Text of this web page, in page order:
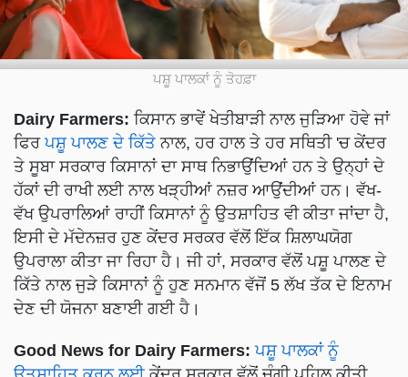
ਪਸ਼ੂ ਪਾਲਕਾਂ ਨੂੰ ਤੋਹਫ਼ਾ
Dairy Farmers: ਕਿਸਾਨ ਭਾਵੇਂ ਖੇਤੀਬਾੜੀ ਨਾਲ ਜੁੜਿਆ ਹੋਵੇ ਜਾਂ
ਫਿਰਪਸ਼ੂ ਪਾਲਣ ਦੇ ਕਿੱਤੇ ਨਾਲ, ਹਰ ਹਾਲ ਤੇ ਹਰ ਸਥਿਤੀ 'ਚ ਕੇਂਦਰ
ਤੇ ਸੂਬਾ ਸਰਕਾਰ ਕਿਸਾਨਾਂ ਦਾ ਸਾਥ ਨਿਭਾਉਂਦਿਆਂ ਹਨ ਤੇ ਉਨ੍ਹਾਂ ਦੇ
ਹੱਕਾਂ ਦੀ ਰਾਖੀ ਲਈ ਨਾਲ ਖੜ੍ਹੀਆਂ ਨਜ਼ਰ ਆਉਂਦੀਆਂ ਹਨ। ਵੱਖ-
ਵੱਖ ਉਪਰਾਲਿਆਂ ਰਾਹੀਂ ਕਿਸਾਨਾਂ ਨੂੰ ਉਤਸ਼ਾਹਿਤ ਵੀ ਕੀਤਾ ਜਾਂਦਾ ਹੈ,
ਇਸੀ ਦੇ ਮੱਦੇਨਜ਼ਰ ਹੁਣ ਕੇਂਦਰ ਸਰਕਰ ਵੱਲੋਂ ਇੱਕ ਸ਼ਿਲਾਘਯੋਗ
ਉਪਰਾਲਾ ਕੀਤਾ ਜਾ ਰਿਹਾ ਹੈ। ਜੀ ਹਾਂ, ਸਰਕਾਰ ਵੱਲੋਂ ਪਸ਼ੂ ਪਾਲਣ ਦੇ
ਕਿੱਤੇ ਨਾਲ ਜੁੜੇ ਕਿਸਾਨਾਂ ਨੂੰ ਹੁਣ ਸਨਮਾਨ ਵੱਜੋਂ 5 ਲੱਖ ਤੱਕ ਦੇ ਇਨਾਮ
ਦੇਣ ਦੀ ਯੋਜਨਾ ਬਣਾਈ ਗਈ ਹੈ।
Good News for Dairy Farmers: ਪਸ਼ੂ ਪਾਲਕਾਂ ਨੂੰ